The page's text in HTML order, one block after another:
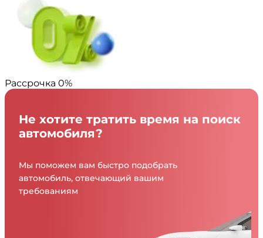
Рассрочка 0%
Не хотите тратить время на поиск
автомобиля?
Мы поможем вам быстро подобрать
автомобиль, отвечающий вашим
требованиям